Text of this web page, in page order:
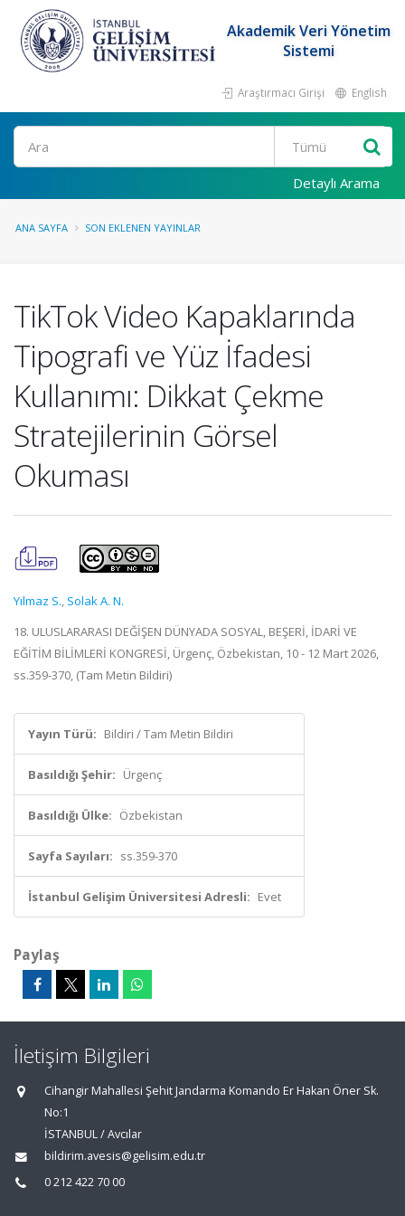
Akademik Veri Yönetim
Sistemi
Araştırmacı Girişi English
Ara
Detaylı Arama
ANA SAYFA SON EKLENEN YAYINLAR
TikTok Video Kapaklarında
Tipografi ve Yüz İfadesi
Kullanımı: Dikkat Çekme
Stratejilerinin Görsel
Okuması
Yılmaz S., Solak A. N.
18. ULUSLARARASI DEĞİŞEN DÜNYADA SOSYAL, BEŞERİ, İDARİ VE
EĞİTİM BİLİMLERİ KONGRESİ, Ürgenç, Özbekistan, 10 - 12 Mart 2026,
ss.359-370, (Tam Metin Bildiri)
Yayın Türü: Bildiri / Tam Metin Bildiri
Basıldığı Şehir: Ürgenç
Basıldığı Ülke: Özbekistan
Sayfa Sayıları: ss.359-370
İstanbul Gelişim Üniversitesi Adresli: Evet
Paylaş
İletişim Bilgileri
Cihangir Mahallesi Şehit Jandarma Komando Er Hakan Öner Sk.
No:1
İSTANBUL / Avcılar
bildirim.avesis@gelisim.edu.tr
0 212 422 70 00